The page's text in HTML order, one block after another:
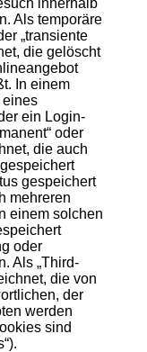
innerhalb
Als temporäre
„transiente
die gelöscht
In einem
eines
ein Login-
oder
die auch
gespeichert
mehreren
einem solchen
oder
Als „Third-
die von
der
werden
sind